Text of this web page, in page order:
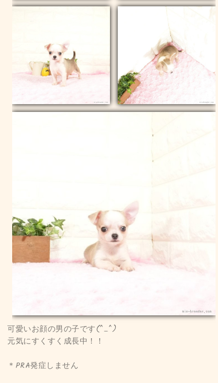
可愛いお顔の男の子です(^_^)
元気にすくすく成長中！！
＊PRA発症しません